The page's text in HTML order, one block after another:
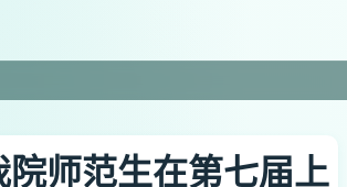
师范生在第七届上